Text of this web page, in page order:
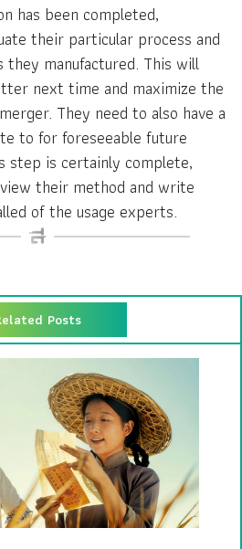
has been completed,
their particular process and
manufactured. This will
next time and maximize the
They need to also have a
to for foreseeable future
step is certainly complete,
their method and write
of the usage experts.
Posts